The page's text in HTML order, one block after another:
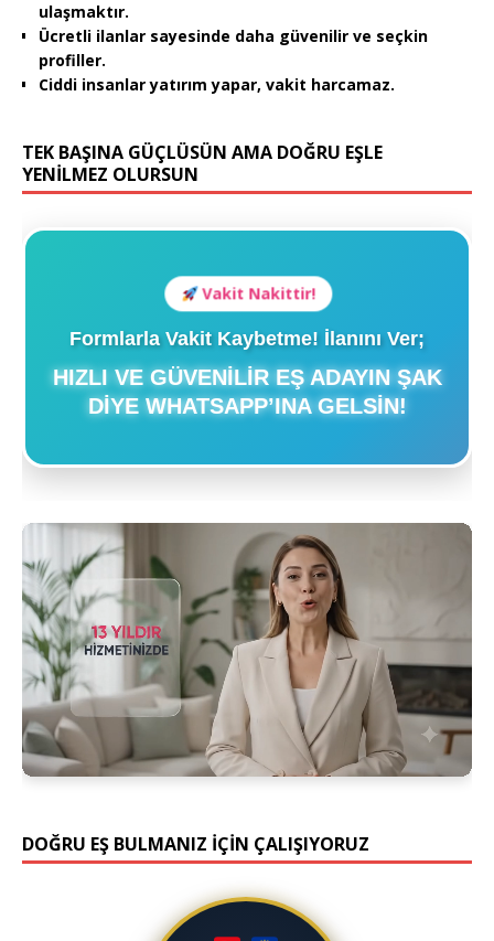
ulaşmaktır.
Ücretli ilanlar sayesinde daha güvenilir ve seçkin
profiller.
Ciddi insanlar yatırım yapar, vakit harcamaz.
TEK BAŞINA GÜÇLÜSÜN AMA DOĞRU EŞLE
YENİLMEZ OLURSUN
Vakit Nakittir!
Formlarla Vakit Kaybetme! İlanını Ver;
HIZLI VE GÜVENILIR EŞ ADAYIN ŞAK
DIYE WHATSAPP’INA GELSIN!
DOĞRU EŞ BULMANIZ İÇİN ÇALIŞIYORUZ